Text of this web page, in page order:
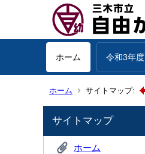
ホーム 令和3年度
ホーム サイトマップ:
サイトマップ
ホーム